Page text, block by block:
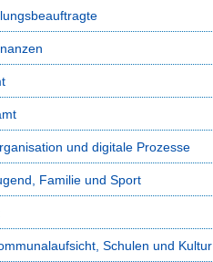
und digitale Prozesse
Familie und Sport
Schulen und Kultur